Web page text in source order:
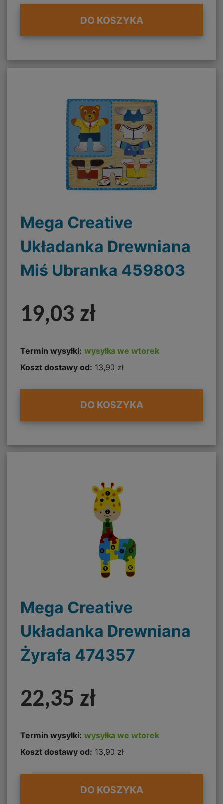
DO KOSZYKA
Mega Creative
Układanka Drewniana
Miś Ubranka 459803
19,03 zł
Termin wysyłki: wysyłka we wtorek
Koszt dostawy od: 13,90 zł
DO KOSZYKA
Mega Creative
Układanka Drewniana
Żyrafa 474357
22,35 zł
Termin wysyłki: wysyłka we wtorek
Koszt dostawy od: 13,90 zł
DO KOSZYKA